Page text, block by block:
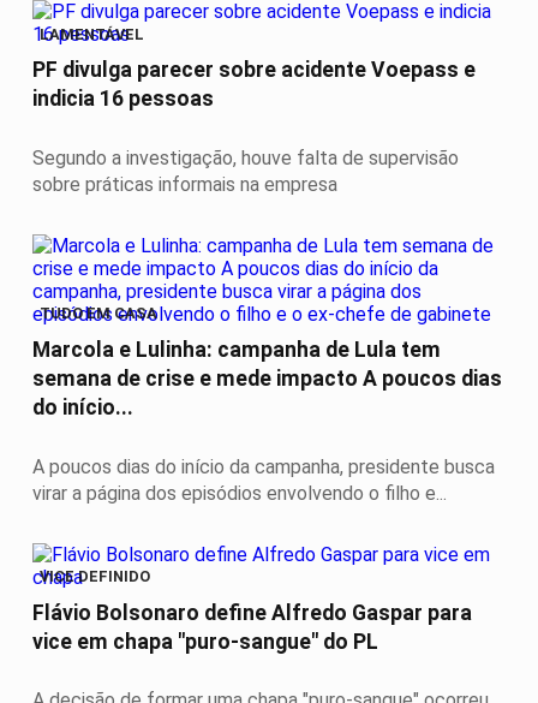
LAMENTÁVEL
PF divulga parecer sobre acidente Voepass e
indicia 16 pessoas
Segundo a investigação, houve falta de supervisão
sobre práticas informais na empresa
TUDO EM CASA
Marcola e Lulinha: campanha de Lula tem
semana de crise e mede impacto A poucos dias
do início...
A poucos dias do início da campanha, presidente busca
virar a página dos episódios envolvendo o filho e...
VICE DEFINIDO
Flávio Bolsonaro define Alfredo Gaspar para
vice em chapa "puro-sangue" do PL